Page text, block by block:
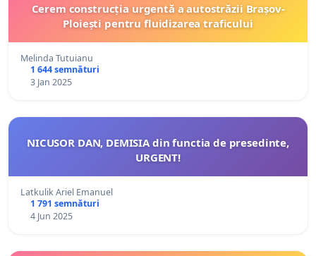
Cerem construcția urgentă a autostrăzii Brașov-
Ploiești pentru fluidizarea traficului
Melinda Tutuianu
1 644 semnături
3 Jan 2025
NICUSOR DAN, DEMISIA din functia de presedinte,
URGENT!
Latkulik Ariel Emanuel
1 791 semnături
4 Jun 2025